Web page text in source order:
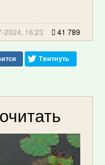
2024, 16:23 41 789
Твитнуть